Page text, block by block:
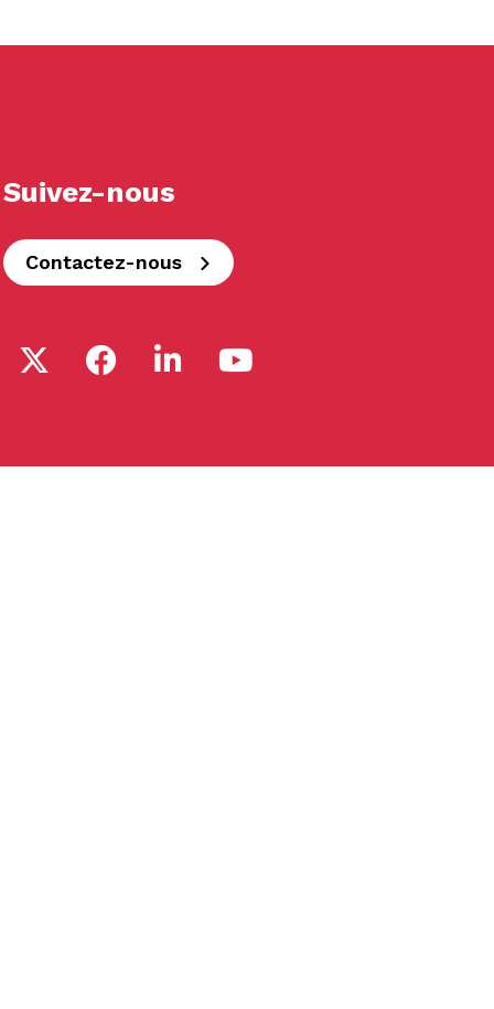
Suivez-nous
Contactez-nous